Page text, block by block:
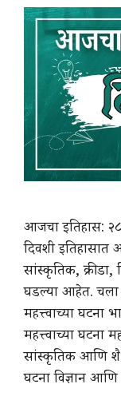
आजचा इतिहास: २८
दिवशी
सांस्कृतिक,
घडल्या आहेत. चला
महत्त्वाच्या घटना
महत्त्वाच्या घटना
सांस्कृतिक आणि
घटना विज्ञान आणि